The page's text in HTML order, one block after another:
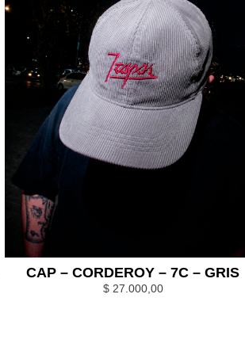
CAP – CORDEROY – 7C – GRIS
$27.000,00